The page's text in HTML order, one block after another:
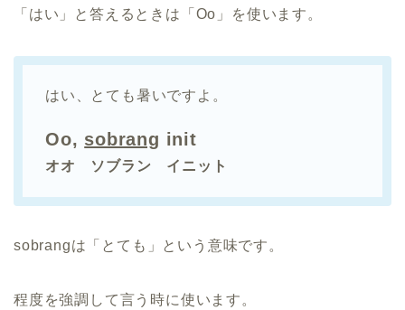
「はい」と答えるときは「Oo」を使います。
はい、とても暑いですよ。
Oo, sobrang init
オオ ソブラン イニット
sobrangは「とても」という意味です。
程度を強調して言う時に使います。